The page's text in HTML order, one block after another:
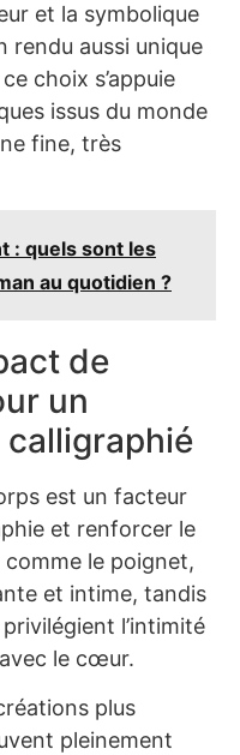
et la symbolique
rendu aussi unique
choix s’appuie
issus du monde
fine, très
: quels sont les
au quotidien ?
de
un
est un facteur
et renforcer le
le poignet,
et intime, tandis
l’intimité
le cœur.
plus
pleinement